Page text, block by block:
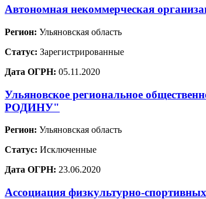
Автономная некоммерческая
Регион: Ульяновская область
Статус: Зарегистрированные
Дата ОГРН: 05.11.2020
Ульяновское региональное
РОДИНУ"
Регион: Ульяновская область
Статус: Исключенные
Дата ОГРН: 23.06.2020
Ассоциация физкультурно-